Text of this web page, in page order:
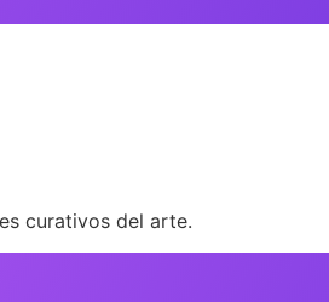
curativos del arte.